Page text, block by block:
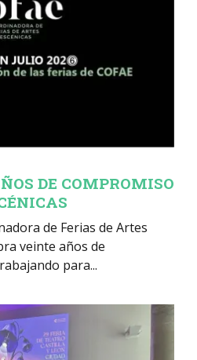
DE COMPROMISO
de Ferias de Artes
veinte años de
para...